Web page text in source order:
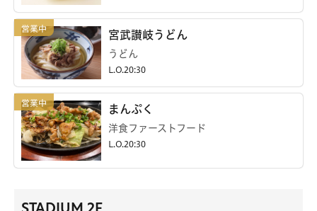
宮武讃岐うどん
うどん
L.O.20:30
まんぷく
洋食ファーストフード
L.O.20:30